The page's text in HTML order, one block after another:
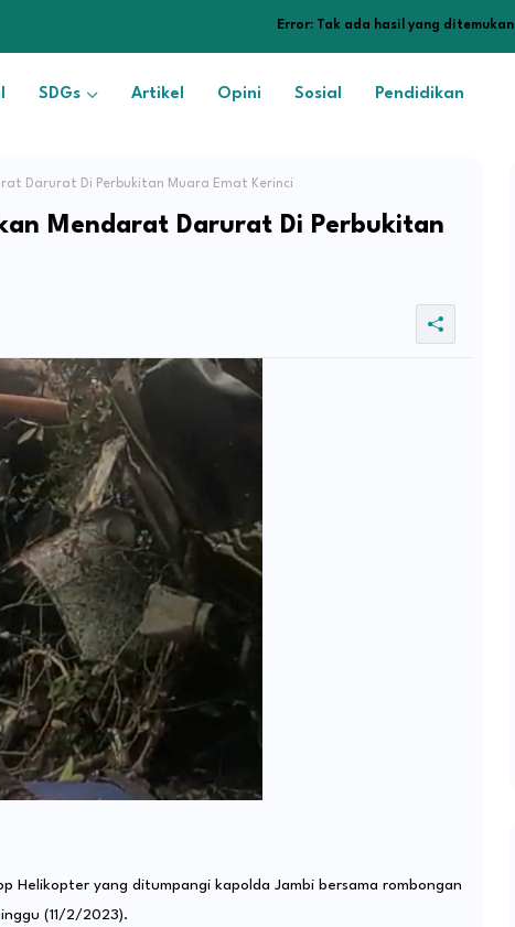
Error: Tak ada hasil yang ditemukan
SDGs Artikel Opini Sosial Pendidikan
Darurat Di Perbukitan Muara Emat Kerinci
Mendarat Darurat Di Perbukitan
Helikopter yang ditumpangi kapolda Jambi bersama rombongan
(11/2/2023).